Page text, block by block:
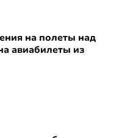
на полеты над
авиабилеты из